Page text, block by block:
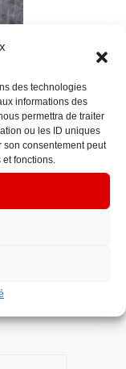
des technologies
informations des
permettra de traiter
ou les ID uniques
son consentement peut
fonctions.
sur les
dans la